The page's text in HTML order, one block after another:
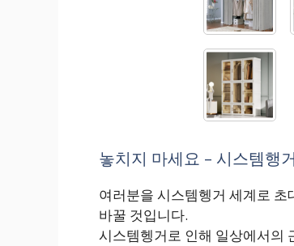
놓치지 마세요 – 시스템행
여러분을 시스템헹거 세계로
바꿀 것입니다.
시스템헹거로 인해 일상에서의